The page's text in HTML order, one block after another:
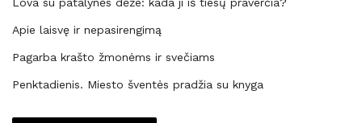
Lova su patalynės dėže: kada ji iš tiesų praverčia?
Apie laisvę ir nepasirengimą
Pagarba krašto žmonėms ir svečiams
Penktadienis. Miesto šventės pradžia su knyga